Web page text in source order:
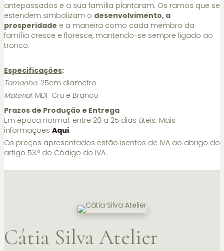
antepassados e a sua família plantaram. Os ramos que se
estendem simbolizam o desenvolvimento, a
prosperidade e a maneira como cada membro da
família cresce e floresce, mantendo-se sempre ligado ao
tronco.
Especificações:
Tamanho: 25cm diametro
Material: MDF Cru e Branco
Prazos de Produção e Entrega
Em época normal: entre 20 a 25 dias úteis. Mais
informações Aqui.
Os preços apresentados estão isentos de IVA ao abrigo do
artigo 53.º do Código do IVA.
Cátia Silva Atelier